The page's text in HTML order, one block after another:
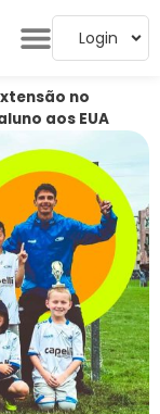
Login
no
aos EUA